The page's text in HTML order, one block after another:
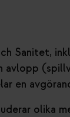
Sanitet,
en
olika